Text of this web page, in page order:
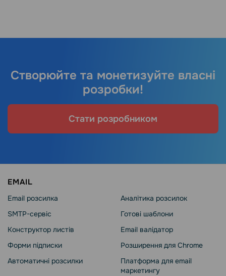
Створюйте та монетизуйте власні
розробки!
Стати розробником
EMAIL
Email розсилка
SMTP-сервіс
Конструктор листів
Форми підписки
Автоматичні розсилки
Аналітика розсилок
Готові шаблони
Email валідатор
Розширення для Chrome
Платформа для email
маркетингу